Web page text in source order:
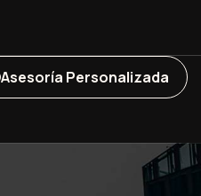
Asesoría Personalizada